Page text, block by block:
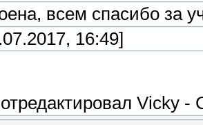
всем спасибо за
16:49]
Vicky -